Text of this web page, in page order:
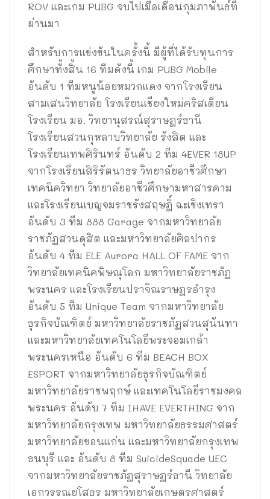
ROV และเกม PUBG จบไปเมื่อเดือนกุมภาพันธ์ที่
ผ่านมา
สำหรับการแข่งขันในครั้งนี้ มีผู้ที่ได้รับทุนการ
ศึกษาทั้งสิ้น 16 ทีมดังนี้ เกม PUBG Mobile
อันดับ 1 ทีมหนูน้อยหมวกแดง จากโรงเรียน
สามเสนวิทยาลัย โรงเรียนเชียงใหม่คริสเตียน
โรงเรียน มอ. วิทยานุสรณ์สุราษฎร์ธานี
โรงเรียนสวนกุหลาบวิทยาลัย รังสิต และ
โรงเรียนเทพศิรินทร์ อันดับ 2 ทีม 4EVER 18UP
จากโรงเรียนสิริรัตนาธร วิทยาลัยอาชีวศึกษา
เทคนิควิทยา วิทยาลัยอาชีวศึกษามหาสารคาม
และโรงเรียนเบญจมราชรังสฤษฎิ์ ฉะเชิงเทรา
อันดับ 3 ทีม 888 Garage จากมหาวิทยาลัย
ราชภัฏสวนดุสิต และมหาวิทยาลัยศิลปากร
อันดับ 4 ทีม ELE Aurora HALL OF FAME จาก
วิทยาลัยเทคนิคพิษณุโลก มหาวิทยาลัยราชภัฏ
พระนคร และโรงเรียนปราจิณราษฎรอำรุง
อันดับ 5 ทีม Unique Team จากมหาวิทยาลัย
ธุรกิจบัณฑิตย์ มหาวิทยาลัยราชภัฏสวนสุนันทา
และมหาวิทยาลัยเทคโนโลยีพระจอมเกล้า
พระนครเหนือ อันดับ 6 ทีม BEACH BOX
ESPORT จากมหาวิทยาลัยธุรกิจบัณฑิตย์
มหาวิทยาลัยราชพฤกษ์ และเทคโนโลยีราชมงคล
พระนคร อันดับ 7 ทีม IHAVE EVERTHING จาก
มหาวิทยาลัยกรุงเทพ มหาวิทยาลัยธรรมศาสตร์
มหาวิทยาลัยขอนแก่น และมหาวิทยาลัยกรุงเทพ
ธนบุรี และ อันดับ 8 ทีม SuicideSquade UEC
จากมหาวิทยาลัยราชภัฎสุราษฎร์ธานี วิทยาลัย
เอกวรรณยโสธร มหาวิทยาลัยเกษตรศาสตร์